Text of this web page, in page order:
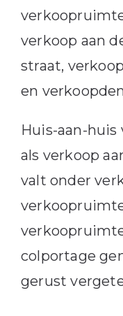
verkoop aan
straat,
en
Huis-aan-
als verkoop
valt onder
colportage
gerust